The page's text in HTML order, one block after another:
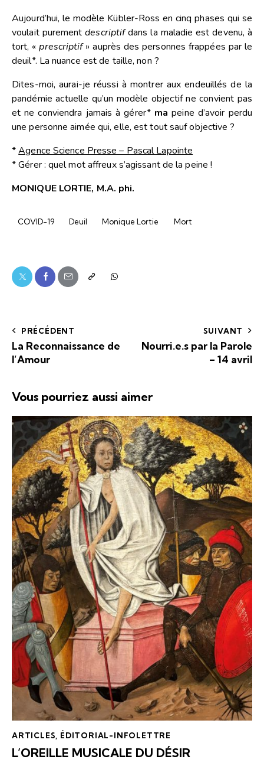
Aujourd’hui, le modèle Kübler-Ross en cinq phases qui se
voulait purementdescriptifdans la maladie est devenu, à
tort, «prescriptif» auprès des personnes frappées par le
deuil*. La nuance est de taille, non ?
Dites-moi, aurai-je réussi à montrer aux endeuillés de la
pandémie actuelle qu’un modèle objectif ne convient pas
et ne conviendra jamais à gérer* ma peine d’avoir perdu
une personne aimée qui, elle, est tout sauf objective ?
*Agence Science Presse – Pascal Lapointe
* Gérer : quel mot affreux s’agissant de la peine !
MONIQUE LORTIE, M.A. phi.
COVID-19 Deuil Monique Lortie Mort
PRÉCÉDENT
La Reconnaissance de
l’Amour
SUIVANT
Nourri.e.s par la Parole
– 14 avril
Vous pourriez aussi aimer
ARTICLES ÉDITORIAL-INFOLETTRE
L’OREILLE MUSICALE DU DÉSIR